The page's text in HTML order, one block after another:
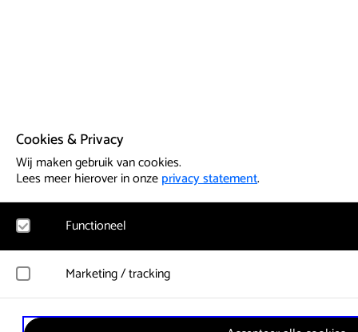
Cookies & Privacy
Wij maken gebruik van cookies.
Lees meer hierover in onzeprivacy statement.
Functioneel
Noodzakelijk
cookies geplaatst. Hierbij worden geen persoonsgegevens
Marketing / tracking
YouTube